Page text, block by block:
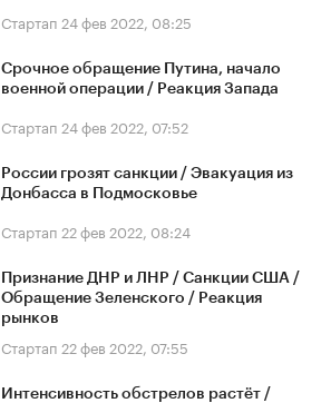
Стартап 24 фев 2022, 08:25
Срочное обращение Путина, начало
военной операции / Реакция Запада
Стартап 24 фев 2022, 07:52
России грозят санкции / Эвакуация из
Донбасса в Подмосковье
Стартап 22 фев 2022, 08:24
Признание ДНР и ЛНР / Санкции США /
Обращение Зеленского / Реакция
рынков
Стартап 22 фев 2022, 07:55
Интенсивность обстрелов растёт /